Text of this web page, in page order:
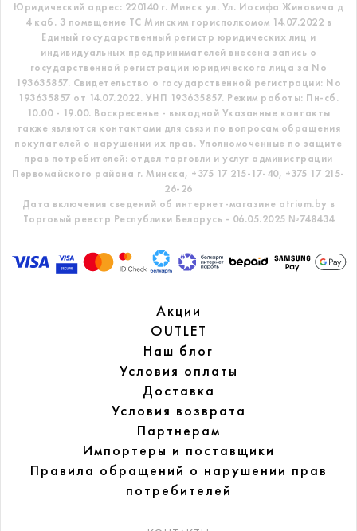
Юридический адрес: 220140 г. Минск ул. Ул. Иосифа Жиновича д
4 каб. 3 помещение ТС Минским горисполкомом 14.07.2022 в
Единый государственный регистр юридических лиц и
индивидуальных предпринимателей внесена запись о
государственной регистрации юридического лица за No
193635857. Свидетельство о государственной регистрации: No
193635857 от 14.07.2022. УНП 193635857. Режим работы: Пн-сб.
10.00 - 19.00. Воскресенье - выходной Указанные контакты
также являются контактами для связи по вопросам обращения
покупателей о нарушении их прав. Уполномоченные по защите
прав потребителей: отдел торговли и услуг администрации
Первомайского района г. Минска, +375 17 215-17-40, +375 17 215-
26-26
Дата включения сведений об интернет-магазине atrium.by в
Торговый реестр Республики Беларусь - 06.05.2025 №748434
Акции
OUTLET
Наш блог
Условия оплаты
Доставка
Условия возврата
Партнерам
Импортеры и поставщики
Правила обращений о нарушении прав
потребителей